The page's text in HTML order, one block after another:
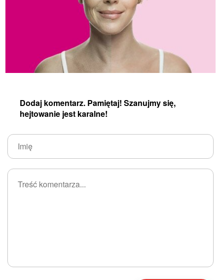
Dodaj komentarz. Pamiętaj! Szanujmy się,
hejtowanie jest karalne!